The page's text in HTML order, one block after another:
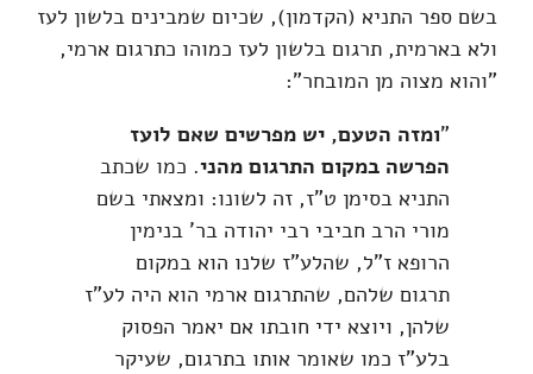
בשם ספר התניא (הקדמון), שכיום שמבינים בלשון לעז
ולא בארמית, תרגום בלשון לעז כמוהו כתרגום ארמי,
"והוא מצוה מן המובחר":
"ומזה הטעם, יש מפרשים שאם לועז
הפרשה במקום התרגום מהני. כמו שכתב
התניא בסימן ט"ז, זה לשונו: ומצאתי בשם
מורי הרב חביבי רבי יהודה בר' בנימין
הרופא ז"ל, שהלע"ז שלנו הוא במקום
תרגום שלהם, שהתרגום ארמי הוא היה לע"ז
שלהן, ויוצא ידי חובתו אם יאמר הפסוק
בלע"ז כמו שאומר אותו בתרגום, שעיקר